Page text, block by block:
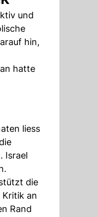
und
hin,
hatte
liess
Israel
die
an
Rand